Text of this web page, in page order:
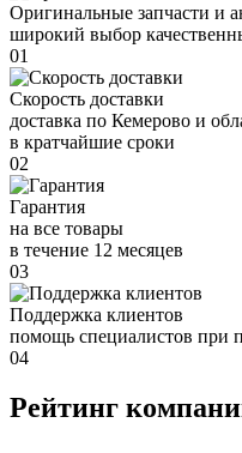
Оригинальные запчасти и
широкий выбор
01
Скорость доставки
доставка по Кемерово и
в кратчайшие сроки
02
Гарантия
на все товары
в течение 12 месяцев
03
Поддержка клиентов
помощь специалистов при
04
Рейтинг